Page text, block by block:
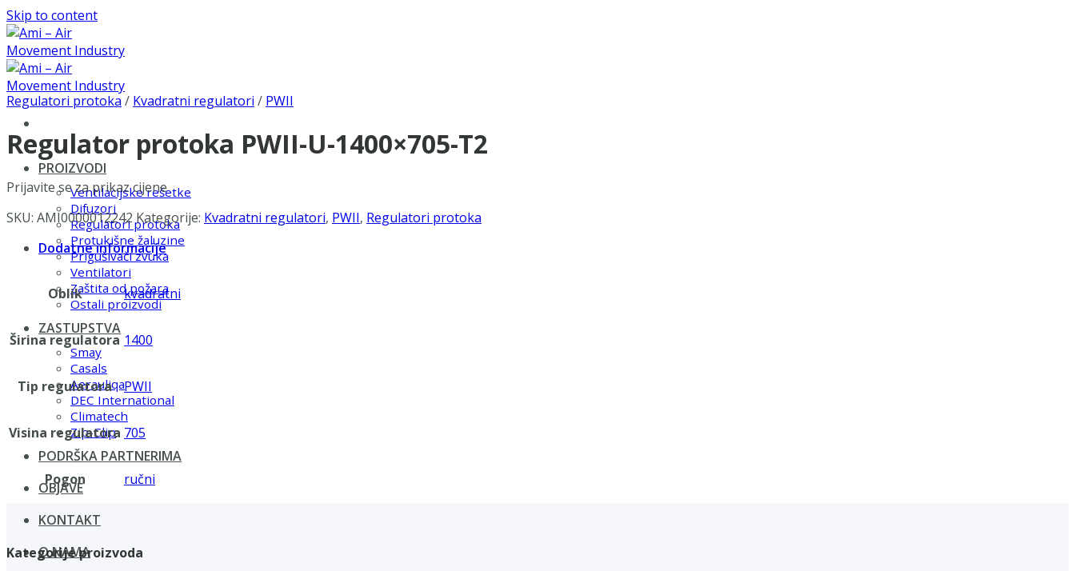
Skip to content
PROIZVODI
Ventilacijske rešetke
Difuzori
Regulatori protoka
Protukišne žaluzine
Prigušivači zvuka
Ventilatori
Zaštita od požara
Ostali proizvodi
ZASTUPSTVA
Smay
Casals
Aerauliqa
DEC International
Climatech
Zip-Clip
PODRŠKA PARTNERIMA
OBJAVE
KONTAKT
O NAMA
Regulatori protoka / Kvadratni regulatori / PWII
Regulator protoka PWII-U-1400×705-T2
Prijavite se za prikaz cijene
SKU: AMI0000012242 Kategorije: Kvadratni regulatori, PWII, Regulatori protoka
Dodatne informacije
Oblik kvadratni
Širina regulatora 1400
Tip regulatora PWII
Visina regulatora 705
Pogon ručni
Kategorije proizvoda